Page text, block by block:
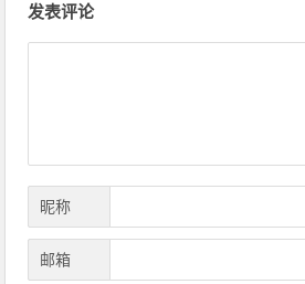
发表评论
昵称
邮箱